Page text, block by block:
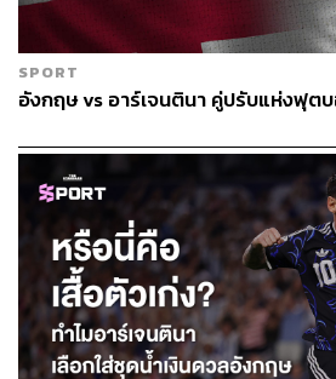
SPORT
อังกฤษ vs อาร์เจนตินา คู่ปรับแห่งฟุต